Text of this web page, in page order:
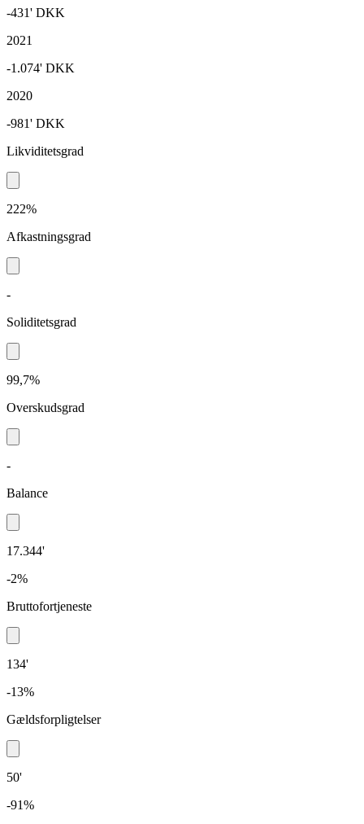
-431' DKK
2021
-1.074' DKK
2020
-981' DKK
Likviditetsgrad
222%
Afkastningsgrad
-
Soliditetsgrad
99,7%
Overskudsgrad
-
Balance
17.344'
-2%
Bruttofortjeneste
134'
-13%
Gældsforpligtelser
50'
-91%